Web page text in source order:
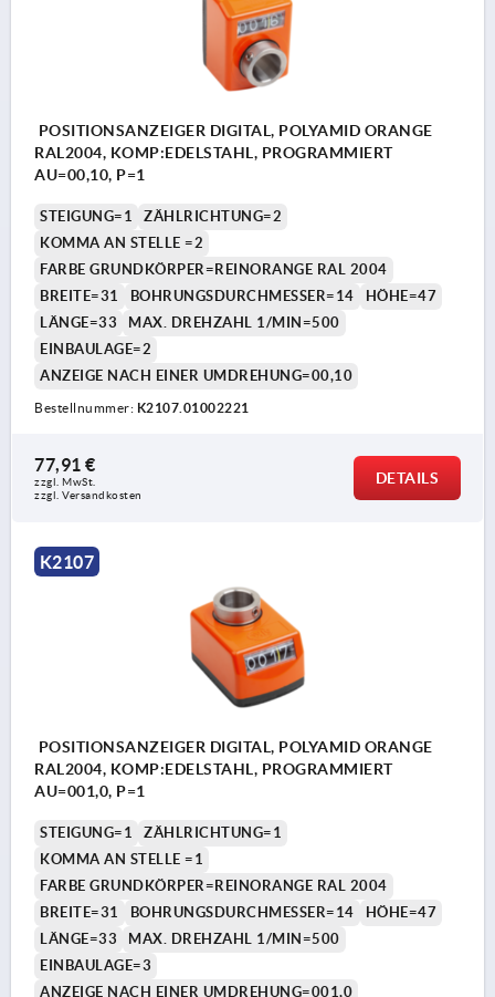
POSITIONSANZEIGER DIGITAL, POLYAMID ORANGE
RAL2004, KOMP:EDELSTAHL, PROGRAMMIERT
AU=00,10, P=1
STEIGUNG=1
ZÄHLRICHTUNG=2
KOMMA AN STELLE =2
FARBE GRUNDKÖRPER=REINORANGE RAL 2004
BREITE=31
BOHRUNGSDURCHMESSER=14
HÖHE=47
LÄNGE=33
MAX. DREHZAHL 1/MIN=500
EINBAULAGE=2
ANZEIGE NACH EINER UMDREHUNG=00,10
Bestellnummer: K2107.01002221
77,91 €
zzgl. MwSt.
zzgl. Versandkosten
DETAILS
K2107
POSITIONSANZEIGER DIGITAL, POLYAMID ORANGE
RAL2004, KOMP:EDELSTAHL, PROGRAMMIERT
AU=001,0, P=1
STEIGUNG=1
ZÄHLRICHTUNG=1
KOMMA AN STELLE =1
FARBE GRUNDKÖRPER=REINORANGE RAL 2004
BREITE=31
BOHRUNGSDURCHMESSER=14
HÖHE=47
LÄNGE=33
MAX. DREHZAHL 1/MIN=500
EINBAULAGE=3
ANZEIGE NACH EINER UMDREHUNG=001,0